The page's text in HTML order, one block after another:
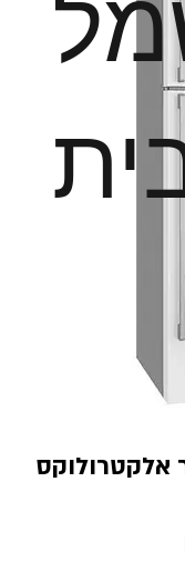
80 ס"מ 555 ליטר אלקטרולוקס